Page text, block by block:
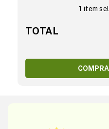
1 item
TOTAL